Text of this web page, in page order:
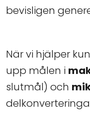
bevisligen
När vi hjälper
upp målen i
slutmål) och